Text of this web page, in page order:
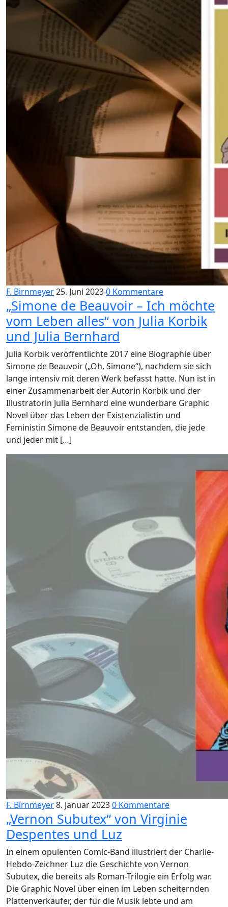
F. Birnmeyer25. Juni 20230 Kommentare
„Simone de Beauvoir – Ich möchte
vom Leben alles“ von Julia Korbik
und Julia Bernhard
Julia Korbik veröffentlichte 2017 eine Biographie über
Simone de Beauvoir („Oh, Simone“), nachdem sie sich
lange intensiv mit deren Werk befasst hatte. Nun ist in
einer Zusammenarbeit der Autorin Korbik und der
Illustratorin Julia Bernhard eine wunderbare Graphic
Novel über das Leben der Existenzialistin und
Feministin Simone de Beauvoir entstanden, die jede
und jeder mit […]
F. Birnmeyer8. Januar 20230 Kommentare
„Vernon Subutex“ von Virginie
Despentes und Luz
In einem opulenten Comic-Band illustriert der Charlie-
Hebdo-Zeichner Luz die Geschichte von Vernon
Subutex, die bereits als Roman-Trilogie ein Erfolg war.
Die Graphic Novel über einen im Leben scheiternden
Plattenverkäufer, der für die Musik lebte und am